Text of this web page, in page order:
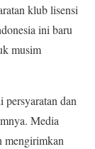
klub lisensi
ini baru
musim
dan
Media
mengirimkan